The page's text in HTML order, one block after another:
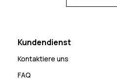
Kundendienst
Kontaktiere uns
FAQ